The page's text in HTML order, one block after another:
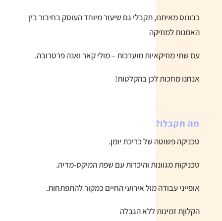
כבונוס מאיתנו, תקבלי גם שיעור מיוחד העוסק בחיבור בין
האמנות למוזיקה
עם שתי מוזיקאיות מוערכות – מולי קאר ואנה פרטרובה.
אנחנו מחכות לכן בהקלטות!
מה תקבלו?
טכניקה פשוטה של כריכת יומן.
טכניקות מגוונות והיכרות עם שפת המיקס-מדיה.
אופייני עבודה מול אירועי החיים כמקור להתפתחות.
הקלוןת זמינות ללא הגבלה